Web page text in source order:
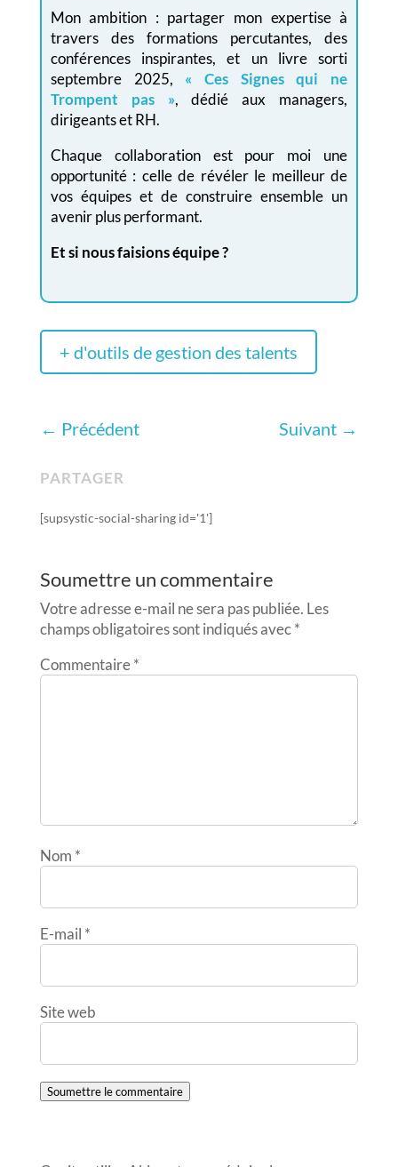
Mon ambition : partager mon expertise à
travers des formations percutantes, des
conférences inspirantes, et un livre sorti
septembre 2025, « Ces Signes qui ne
Trompent pas », dédié aux managers,
dirigeants et RH.
Chaque collaboration est pour moi une
opportunité : celle de révéler le meilleur de
vos équipes et de construire ensemble un
avenir plus performant.
Et si nous faisions équipe ?
+ d'outils de gestion des talents
← Précédent Suivant →
PARTAGER
[supsystic-social-sharing id='1']
Soumettre un commentaire
Votre adresse e-mail ne sera pas publiée. Les
champs obligatoires sont indiqués avec*
Commentaire*
Nom *
E-mail *
Site web
Soumettre le commentaire